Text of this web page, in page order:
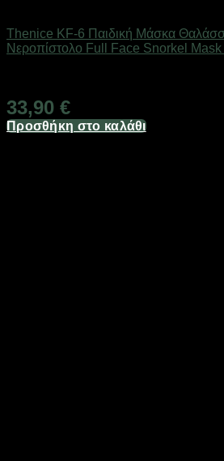
Thenice KF-6 Παιδική Μάσκα
Νεροπίστολο Full Face Snorkel
33,90 €
Προσθήκη στο καλάθι